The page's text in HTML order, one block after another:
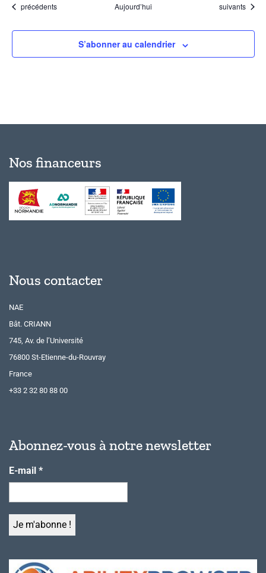
Évènements
précédents Aujourd’hui Évènements
suivants
S’abonner au calendrier
Nos financeurs
Nous contacter
NAE
Bât. CRIANN
745, Av. de l’Université
76800 St-Etienne-du-Rouvray
France
+33 2 32 80 88 00
Abonnez-vous à notre newsletter
E-mail *